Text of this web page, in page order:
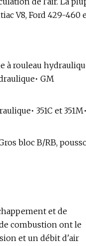
V8, Ford 429-460
à rouleau
GM
351C et 351M•
bloc B/RB,
et de
combustion ont le
et un débit d'air